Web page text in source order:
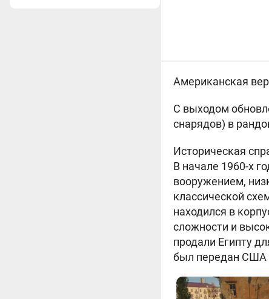
Американская
С выходом
снарядов) в
Историческая
В начале 1960-х
вооружением,
классической
находился в
сложности и
продали Египту
был передан США